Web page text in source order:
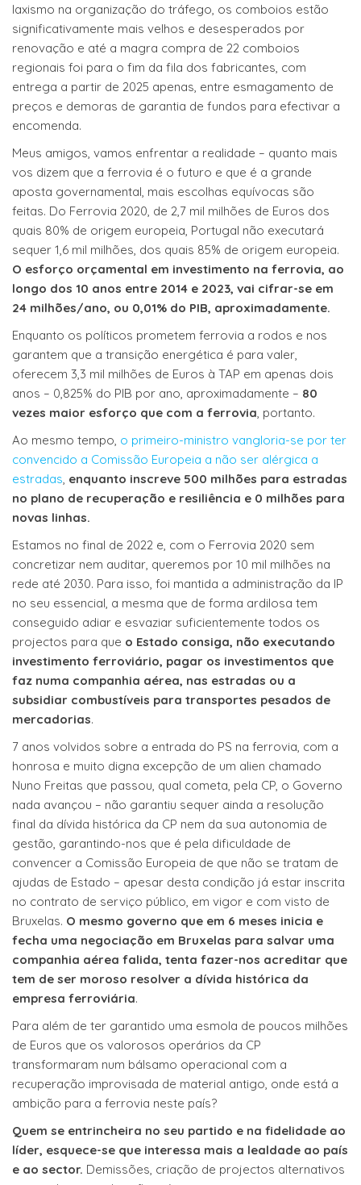
laxismo na organização do tráfego, os comboios estão
significativamente mais velhos e desesperados por
renovação e até a magra compra de 22 comboios
regionais foi para o fim da fila dos fabricantes, com
entrega a partir de 2025 apenas, entre esmagamento de
preços e demoras de garantia de fundos para efectivar a
encomenda.
Meus amigos, vamos enfrentar a realidade – quanto mais
vos dizem que a ferrovia é o futuro e que é a grande
aposta governamental, mais escolhas equívocas são
feitas. Do Ferrovia 2020, de 2,7 mil milhões de Euros dos
quais 80% de origem europeia, Portugal não executará
sequer 1,6 mil milhões, dos quais 85% de origem europeia.
O esforço orçamental em investimento na ferrovia, ao
longo dos 10 anos entre 2014 e 2023, vai cifrar-se em
24 milhões/ano, ou 0,01% do PIB, aproximadamente.
Enquanto os políticos prometem ferrovia a rodos e nos
garantem que a transição energética é para valer,
oferecem 3,3 mil milhões de Euros à TAP em apenas dois
anos – 0,825% do PIB por ano, aproximadamente – 80
vezes maior esforço que com a ferrovia , portanto.
Ao mesmo tempo, o primeiro-ministro vangloria-se por ter
convencido a Comissão Europeia a não ser alérgica a
estradas enquanto inscreve 500 milhões para estradas
no plano de recuperação e resiliência e 0 milhões para
novas linhas.
Estamos no final de 2022 e, com o Ferrovia 2020 sem
concretizar nem auditar, queremos por 10 mil milhões na
rede até 2030. Para isso, foi mantida a administração da IP
no seu essencial, a mesma que de forma ardilosa tem
conseguido adiar e esvaziar suficientemente todos os
projectos para que o Estado consiga, não executando
investimento ferroviário, pagar os investimentos que
faz numa companhia aérea, nas estradas ou a
subsidiar combustíveis para transportes pesados de
mercadorias.
7 anos volvidos sobre a entrada do PS na ferrovia, com a
honrosa e muito digna excepção de um alien chamado
Nuno Freitas que passou, qual cometa, pela CP, o Governo
nada avançou – não garantiu sequer ainda a resolução
final da dívida histórica da CP nem da sua autonomia de
gestão, garantindo-nos que é pela dificuldade de
convencer a Comissão Europeia de que não se tratam de
ajudas de Estado – apesar desta condição já estar inscrita
no contrato de serviço público, em vigor e com visto de
Bruxelas. O mesmo governo que em 6 meses inicia e
fecha uma negociação em Bruxelas para salvar uma
companhia aérea falida, tenta fazer-nos acreditar que
tem de ser moroso resolver a dívida histórica da
empresa ferroviária.
Para além de ter garantido uma esmola de poucos milhões
de Euros que os valorosos operários da CP
transformaram num bálsamo operacional com a
recuperação improvisada de material antigo, onde está a
ambição para a ferrovia neste país?
Quem se entrincheira no seu partido e na fidelidade ao
líder, esquece-se que interessa mais a lealdade ao país
e ao sector. Demissões, criação de projectos alternativos